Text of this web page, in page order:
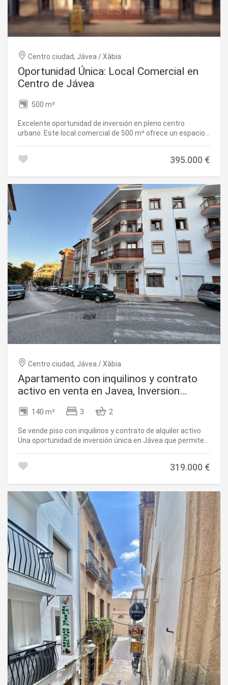
Centro ciudad, Jávea / Xàbia
Oportunidad Única: Local Comercial en
Centro de Jávea
500 m²
Excelente oportunidad de inversión en pleno centro
urbano. Este local comercial de 500 m² ofrece un espacio
la zona transitada de la ciudad garantiza máxima
altos, y múltiples opciones de personalización, lo que lo
convierte en una opción perfecta para taller profesional,
showroom, tienda de marca, centro de servicios o
cualquier actividad que requiera espacios amplios y
para empresas que buscan posicionarse en una de las
áreas más consolidadas y demandadas del mercado
inmobiliario local. Además, existe la opción de alquiler por
2.500 € al mes, ofreciendo flexibilidad para empresas que
deseen establecerse sin realizar una inversión inmediata
en compra. #ref:CBS758
395.000 €
Centro ciudad, Jávea / Xàbia
Apartamento con inquilinos y contrato
activo en venta en Javea, Inversion
140 m² 3 2
Se vende piso con inquilinos y contrato de alquiler activo
Una oportunidad de inversión única en Jávea que permite
potencial de rentabilidad asegurada. Ubicado en el
supermercados, restaurantes, tiendas y zonas de ocio,
ofreciendo una vida cómoda y práctica. El piso cuenta con
tres amplios dormitorios dobles, dos baños completos, y
un salón-comedor luminoso y espacioso que se abre a una
preciosa terraza que rodea la vivienda, perfecta para
disfrutar de las vistas y la luz natural durante todo el día.
Como detalle muy especial, el salón dispone de una
chimenea, un elemento poco habitual en pisos del casco
antiguo que aporta calidez y encanto al espacio. La
propiedad se encuentra en perfecto estado de
conservación y su distribución permite una gran
comodidad y privacidad para todos los residentes.
Además, su ubicación estratégica la hace muy atractiva
tanto para alquileres turísticos como de larga temporada,
asegurando un retorno de inversión inmediato. No pierda la
oportunidad de adquirir un piso con alta rentabilidad
garantizada en una de las zonas más cotizadas de Jávea.
#ref:CBS734
319.000 €